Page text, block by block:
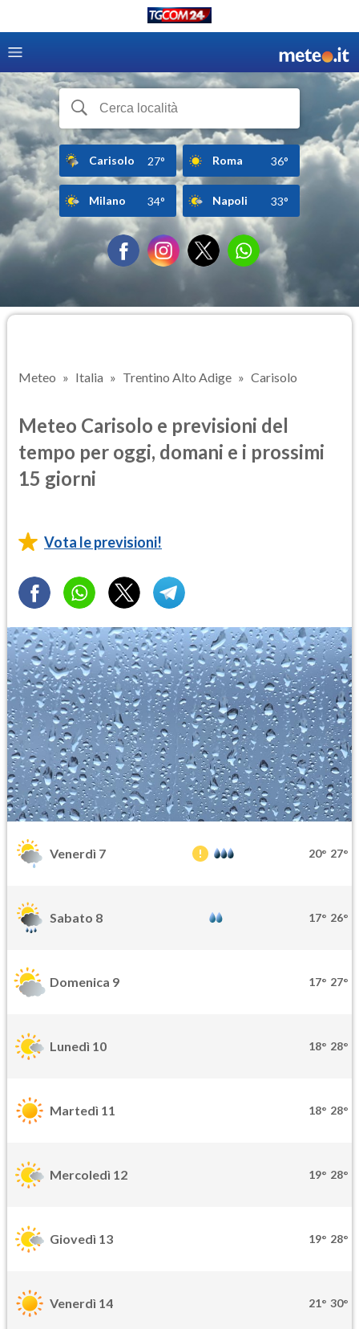
Carisolo 27° Roma 36°
Milano 34° Napoli 33°
Meteo Italia Trentino Alto Adige Carisolo
Meteo Carisolo e previsioni del
tempo per oggi, domani e i prossimi
15 giorni
Vota le previsioni!
Venerdì 7 20° 27°
Sabato 8 17° 26°
Domenica 9 17° 27°
Lunedì 10 18° 28°
Martedì 11 18° 28°
Mercoledì 12 19° 28°
Giovedì 13 19° 28°
Venerdì 14 21° 30°